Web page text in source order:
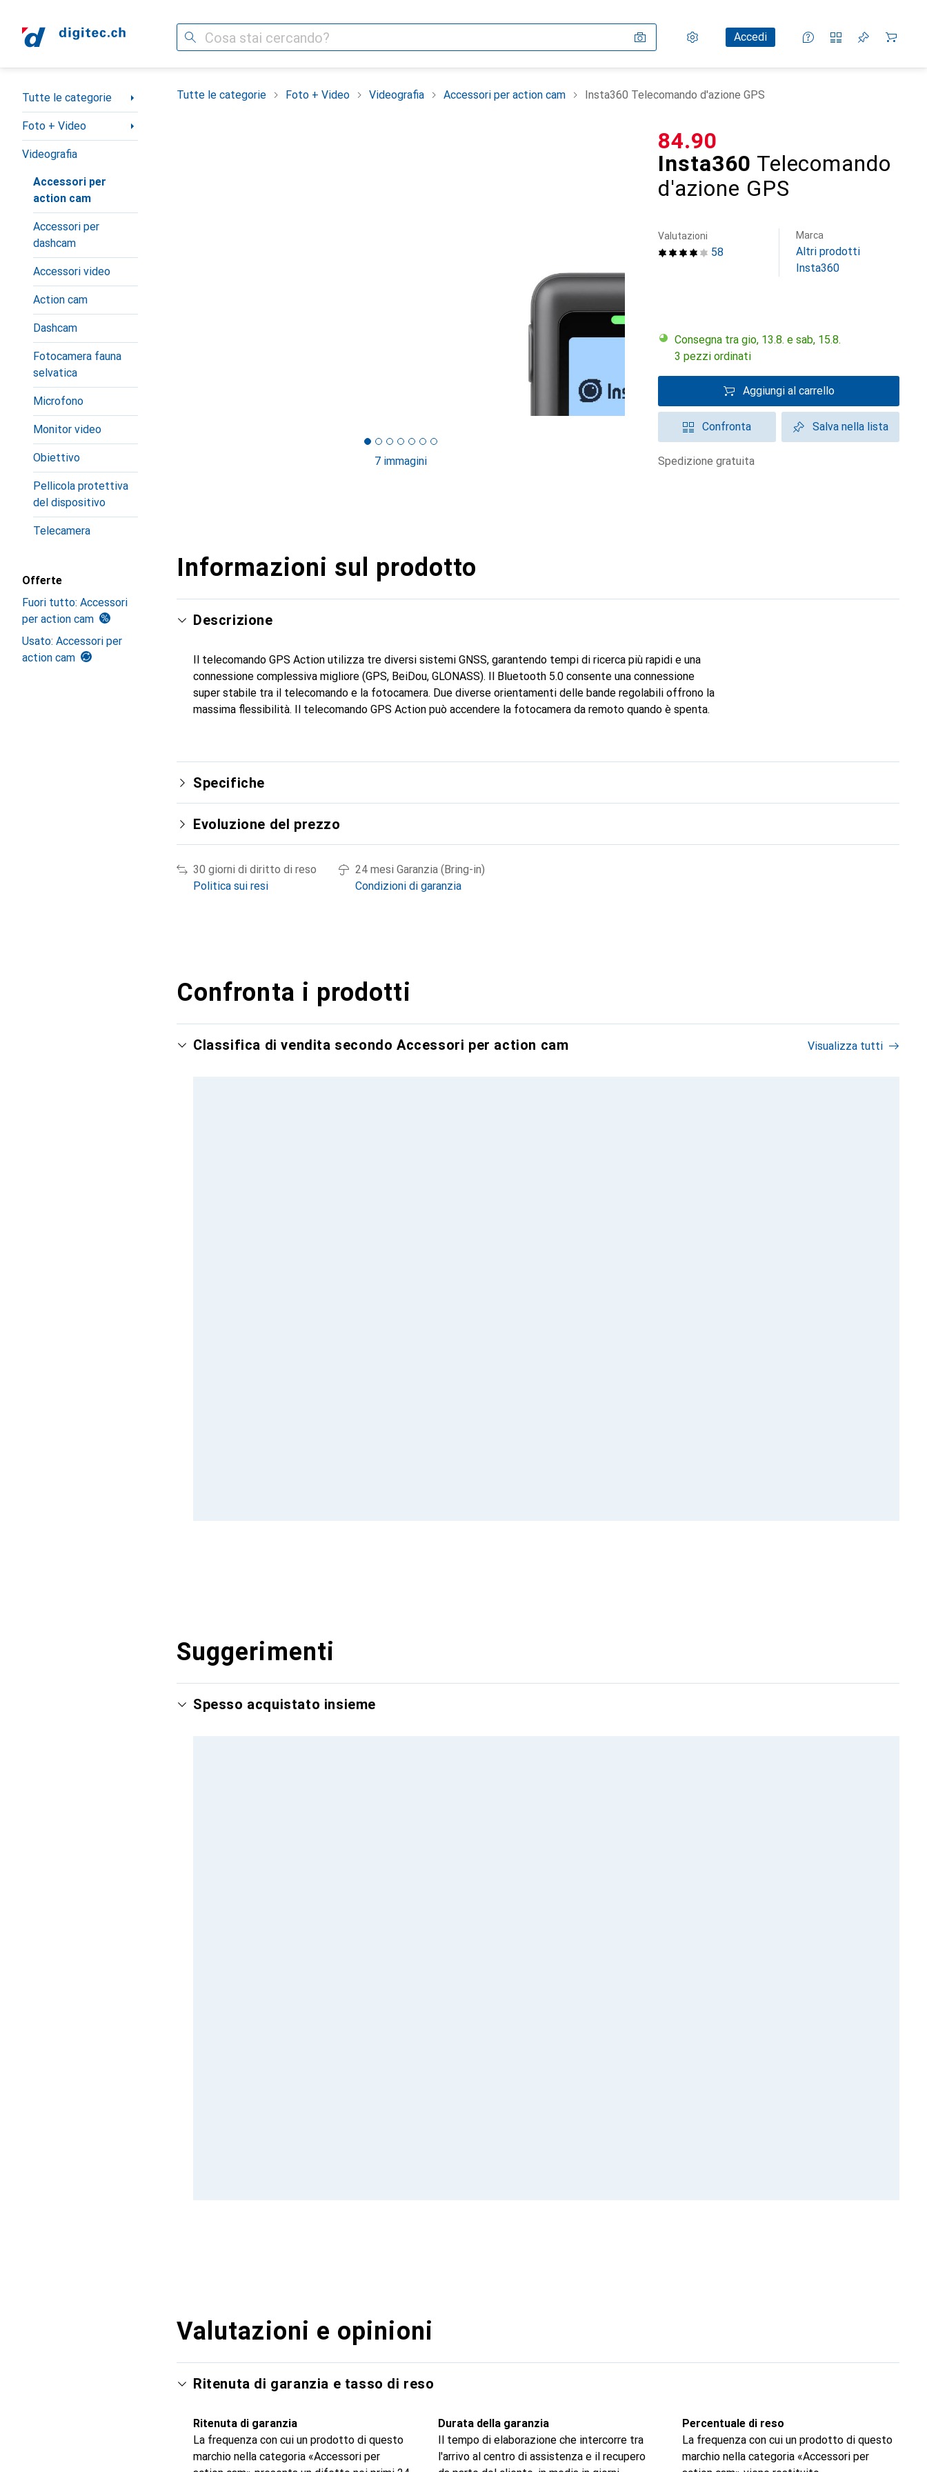
Cerca Impostazioni
Conto clienteAccedi
Liste di confronto
Liste dei desideri
Carrello
Categoria Navigazione
Tutte le categorie
Foto + Video
Videografia
Accessori per
action cam
Accessori per
dashcam
Accessori video
Action cam
Dashcam
Fotocamera fauna
selvatica
Microfono
Monitor video
Obiettivo
Pellicola protettiva
del dispositivo
Telecamera
Offerte
Fuori tutto: Accessori
per action cam
Usato: Accessori per
action cam
Tutte le categorie Foto + Video Videografia Accessori per action cam Insta360 Telecomando d'azione GPS
7 immagini
Insta360 Telecomando
d'azione GPS
CHF
84.90
58
Valutazioni Marca
Altri prodotti
Insta360
Consegna tra gio, 13.8. e sab, 15.8.
3 pezzi ordinati
Aggiungi al carrello
Confronta Salva nella lista
spedizione gratuita
Informazioni sul prodotto
Descrizione
Il telecomando GPS Action utilizza tre diversi sistemi GNSS, garantendo tempi di ricerca più rapidi e una
connessione complessiva migliore (GPS, BeiDou, GLONASS). Il Bluetooth 5.0 consente una connessione
super stabile tra il telecomando e la fotocamera. Due diverse orientamenti delle bande regolabili offrono la
massima flessibilità. Il telecomando GPS Action può accendere la fotocamera da remoto quando è spenta.
Specifiche
Evoluzione del prezzo
30 giorni di diritto di reso
Politica sui resi
24 mesi Garanzia (Bring-in)
Condizioni di garanzia
Confronta i prodotti
Classifica di vendita secondo Accessori per action cam Visualizza tutti
Suggerimenti
Spesso acquistato insieme
Valutazioni e opinioni
Ritenuta di garanzia e tasso di reso
Ritenuta di garanzia
La frequenza con cui un prodotto di questo
marchio nella categoria «Accessori per
Durata della garanzia
Il tempo di elaborazione che intercorre tra
l'arrivo al centro di assistenza e il recupero
Percentuale di reso
La frequenza con cui un prodotto di questo
marchio nella categoria «Accessori per